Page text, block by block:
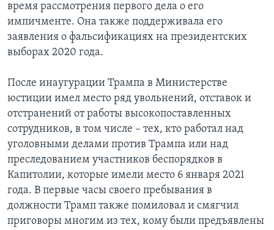
время рассмотрения первого дела о его
импичменте. Она также поддерживала его
заявления о фальсификациях на президентских
выборах 2020 года.
После инаугурации Трампа в Министерстве
юстиции имел место ряд увольнений, отставок и
отстранений от работы высокопоставленных
сотрудников, в том числе – тех, кто работал над
уголовными делами против Трампа или над
преследованием участников беспорядков в
Капитолии, которые имели место 6 января 2021
года. В первые часы своего пребывания в
должности Трамп также помиловал и смягчил
приговоры многим из тех, кому были предъявлены